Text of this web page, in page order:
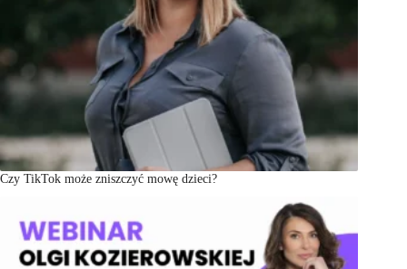
Czy TikTok może zniszczyć mowę dzieci?